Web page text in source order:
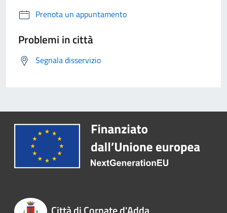
Prenota un appuntamento
Problemi in città
Segnala disservizio